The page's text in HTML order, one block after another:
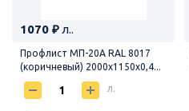
1070 ₽ л..
Профлист МП-20А RAL 8017
(коричневый) 2000х1150х0,4...
л.